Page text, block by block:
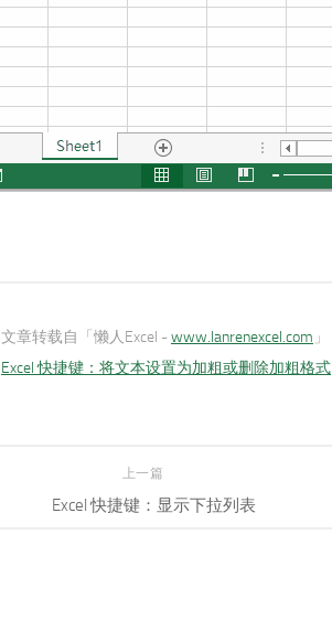
文章转载自「懒人Excel -www.lanrenexcel.com 」
Excel 快捷键：将文本设置为加粗或删除加粗格式
上一篇
Excel 快捷键：显示下拉列表